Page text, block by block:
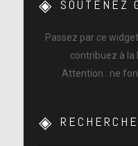
SOUTENEZ
Passez par ce
contribuez à la
Attention : ne
RECHERCHE